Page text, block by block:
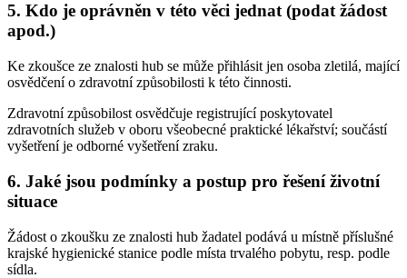
5. Kdo je oprávněn v této věci jednat (podat žádost
apod.)
Ke zkoušce ze znalosti hub se může přihlásit jen osoba zletilá, mající
osvědčení o zdravotní způsobilosti k této činnosti.
Zdravotní způsobilost osvědčuje registrující poskytovatel
zdravotních služeb v oboru všeobecné praktické lékařství; součástí
vyšetření je odborné vyšetření zraku.
6. Jaké jsou podmínky a postup pro řešení životní
situace
Žádost o zkoušku ze znalosti hub žadatel podává u místně příslušné
krajské hygienické stanice podle místa trvalého pobytu, resp. podle
sídla.